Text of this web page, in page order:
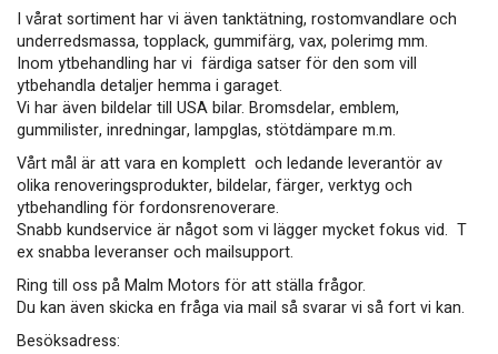
I vårat sortiment har vi även tanktätning, rostomvandlare och
underredsmassa, topplack, gummifärg, vax, polerimg mm.
Inom ytbehandling har vi färdiga satser för den som vill
ytbehandla detaljer hemma i garaget.
Vi har även bildelar till USA bilar. Bromsdelar, emblem,
gummilister, inredningar, lampglas, stötdämpare m.m.
Vårt mål är att vara en komplett och ledande leverantör av
olika renoveringsprodukter, bildelar, färger, verktyg och
ytbehandling för fordonsrenoverare.
Snabb kundservice är något som vi lägger mycket fokus vid. T
ex snabba leveranser och mailsupport.
Ring till oss på Malm Motors för att ställa frågor.
Du kan även skicka en fråga via mail så svarar vi så fort vi kan.
Besöksadress: